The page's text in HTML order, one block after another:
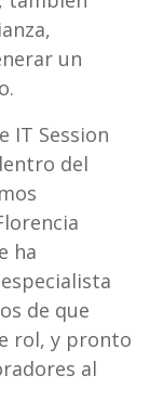
un
IT Session
del
ha
de que
rol, y pronto
al